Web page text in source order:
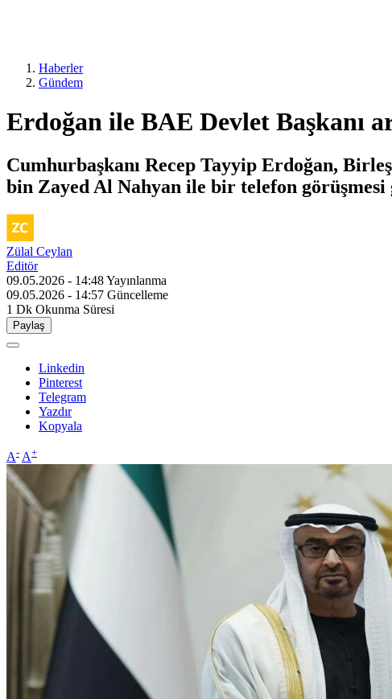
Haberler
Gündem
Erdoğan ile BAE Devlet Başkanı
Cumhurbaşkanı Recep Tayyip Erdoğan,
bin Zayed Al Nahyan ile bir telefon
Zülal Ceylan
Editör
09.05.2026 - 14:48Yayınlanma
09.05.2026 - 14:57 Güncelleme
1 Dk Okunma Süresi
Paylaş
Linkedin
Pinterest
Telegram
Yazdır
Kopyala
A- A+